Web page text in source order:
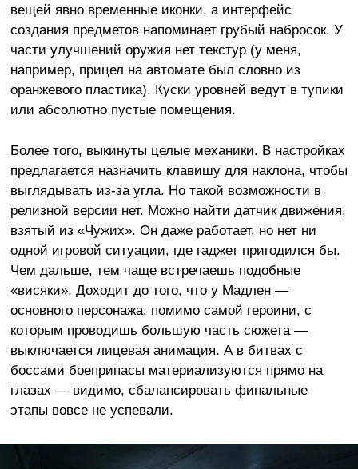
вещей явно временные иконки, а интерфейс
создания предметов напоминает грубый набросок. У
части улучшений оружия нет текстур (у меня,
например, прицел на автомате был словно из
оранжевого пластика). Куски уровней ведут в тупики
или абсолютно пустые помещения.
Более того, выкинуты целые механики. В настройках
предлагается назначить клавишу для наклона, чтобы
выглядывать из-за угла. Но такой возможности в
релизной версии нет. Можно найти датчик движения,
взятый из «Чужих». Он даже работает, но нет ни
одной игровой ситуации, где гаджет пригодился бы.
Чем дальше, тем чаще встречаешь подобные
«висяки». Доходит до того, что у Мадлен —
основного персонажа, помимо самой героини, с
которым проводишь большую часть сюжета —
выключается лицевая анимация. А в битвах с
боссами боеприпасы материализуются прямо на
глазах — видимо, сбалансировать финальные
этапы вовсе не успевали.